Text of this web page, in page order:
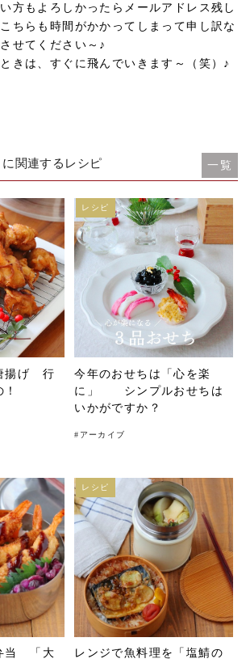
方もよろしかったらメールアドレス残し
ちらも時間がかかってしまって申し訳な
せてください～♪
きは、すぐに飛んでいきます～（笑）♪
に関連するレシピ 一覧
揚げ 行
今年のおせちは「心を楽
に」 シンプルおせちは
いかがですか？
# アーカイブ
レシピ
当 「大
レンジで魚料理を「塩鯖の
レシピ